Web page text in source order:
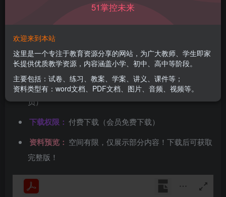
适用年级：九年级上册
资料分类：全解类
下载方式：百度网盘链接下载（链接失效请联系管理
员）
下载权限： 付费下载（会员免费下载）
资料预览： 空间有限，仅展示部分内容！下载后可获取
完整版！
51掌控未来
欢迎来到本站
这里是一个专注于教育资源分享的网站，为广大教师、学生即家
长提供优质教学资源，内容涵盖小学、初中、高中等阶段。
主要包括：试卷、练习、教案、学案、讲义、课件等；
资料类型有：word文档、PDF文档、图片、音频、视频等。